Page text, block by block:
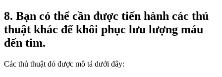
8. Bạn có thể cần được tiến hành các thủ
thuật khác để khôi phục lưu lượng máu
đến tim.
Các thủ thuật đó được mô tả dưới đây: